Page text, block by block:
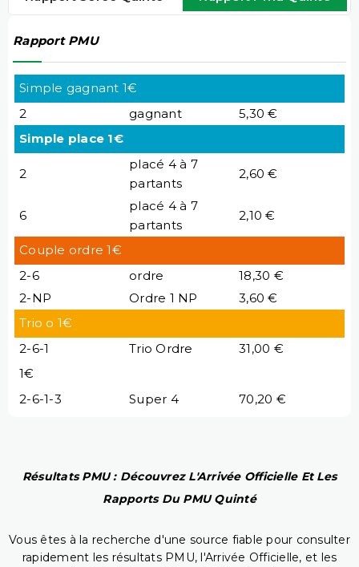
Rapport PMU
Simple gagnant 1€
2
gagnant
5,30 €
Simple place 1€
2
placé 4 à 7
partants
2,60 €
6
placé 4 à 7
partants
2,10 €
Couple ordre 1€
2-6
ordre
18,30 €
2-NP
Ordre 1 NP
3,60 €
Trio o 1€
2-6-1
Trio Ordre
31,00 €
1€
2-6-1-3
Super 4 70,20 €
Résultats PMU : Découvrez L'Arrivée Officielle Et Les
Rapports Du PMU Quinté
Vous êtes à la recherche d'une source fiable pour consulter
rapidement les résultats PMU, l'Arrivée Officielle, et les